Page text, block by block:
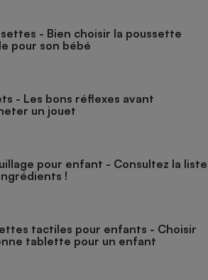
- Bien choisir la poussette
pour son bébé
- Les bons réflexes avant
un jouet
pour enfant - Consultez la liste
!
tactiles pour enfants - Choisir
tablette pour un enfant